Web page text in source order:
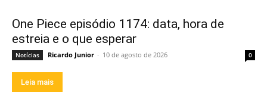
One Piece episódio 1174: data, hora de
estreia e o que esperar
Notícias Ricardo Junior - 10 de agosto de 2026 0
Leia mais